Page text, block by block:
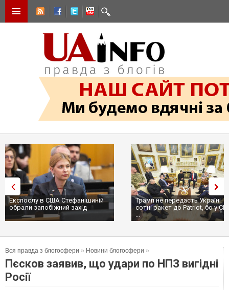
Експослу в США Стефанішиній
обрали запобіжний захід
Трамп не передасть Україні
сотні ракет до Patriot, бо у
...
Вся правда з блогосфери » Новини блогосфери »
Пєсков заявив, що удари по НПЗ вигідні
Росії